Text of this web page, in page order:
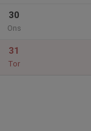
30
Ons
31
Tor